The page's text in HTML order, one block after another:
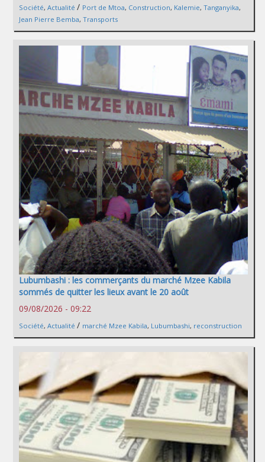
Société, Actualité / Port de Mtoa, Construction, Kalemie, Tanganyika,
Jean Pierre Bemba, Transports
Lubumbashi : les commerçants du marché Mzee Kabila
sommés de quitter les lieux avant le 20 août
09/08/2026 - 09:22
Société, Actualité / marché Mzee Kabila, Lubumbashi, reconstruction